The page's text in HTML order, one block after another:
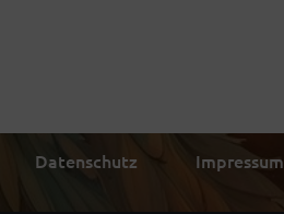
Datenschutz Impressum